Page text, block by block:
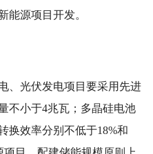
能源项目开发。
、光伏发电项目要采用先进
不小于4兆瓦；多晶硅电池
换效率分别不低于18%和